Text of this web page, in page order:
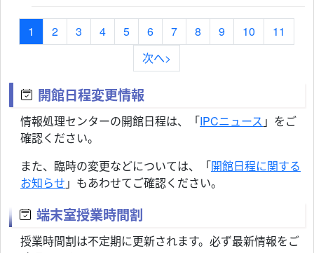
1 2 3 4 5 6 7 8 9 10
11
次へ>
開館日程変更情報
情報処理センターの開館日程は、「IPCニュース 」をご
確認ください。
また、臨時の変更などについては、「開館日程に関する
お知らせ 」もあわせてご確認ください。
端末室授業時間割
授業時間割は不定期に更新されます。必ず最新情報をご